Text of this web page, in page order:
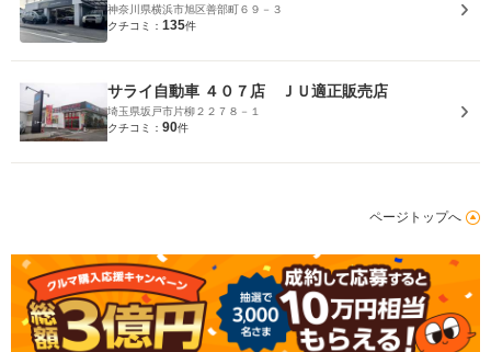
神奈川県横浜市旭区善部町６９－３
クチコミ： 135件
サライ自動車 ４０７店 ＪＵ適正販売店
埼玉県坂戸市片柳２２７８－１
クチコミ： 90件
ページトップへ